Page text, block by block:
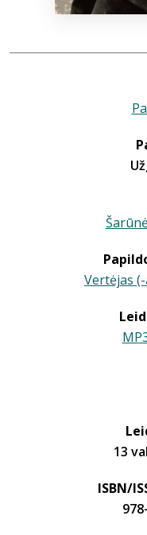
Vertėjas
13
ISBN/